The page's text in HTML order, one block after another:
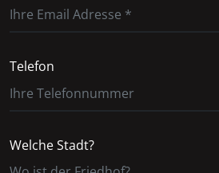
Telefon
Welche Stadt?